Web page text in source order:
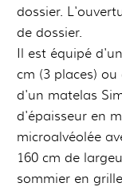
dossier.
de dossier.
Il est équipé
cm (3 places) ou
d'un matelas
d'épaisseur en
microalvéolée
160 cm de
sommier en